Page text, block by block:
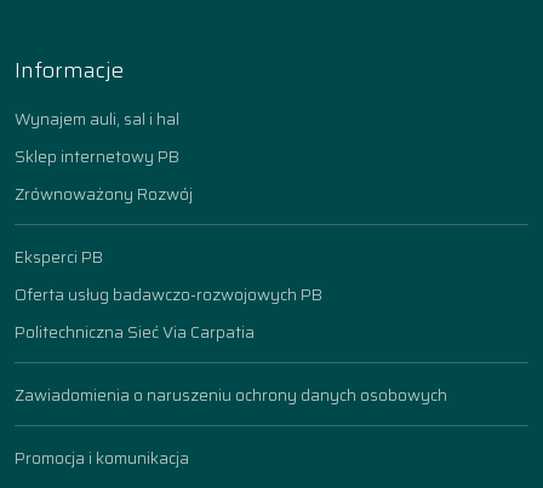
Informacje
Wynajem auli, sal i hal
Sklep internetowy PB
Zrównoważony Rozwój
Eksperci PB
Oferta usług badawczo-rozwojowych PB
Politechniczna Sieć Via Carpatia
Zawiadomienia o naruszeniu ochrony danych osobowych
Promocja i komunikacja